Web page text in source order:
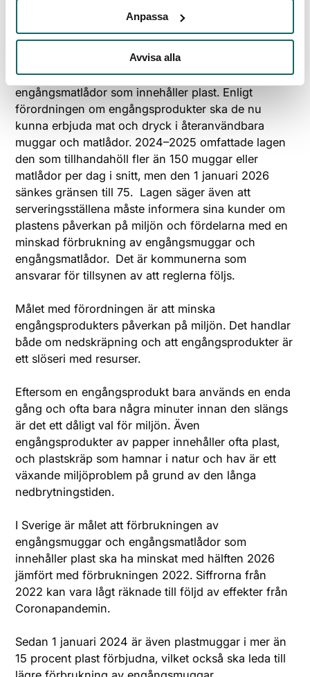
Anpassa
Avvisa alla
Sedan 1 januari 2024 gäller särskilda regler för de
som serverar mat och dryck i engångsmuggar och
engångsmatlådor som innehåller plast. Enligt
förordningen om engångsprodukter ska de nu
kunna erbjuda mat och dryck i återanvändbara
muggar och matlådor. 2024–2025 omfattade lagen
den som tillhandahöll fler än 150 muggar eller
matlådor per dag i snitt, men den 1 januari 2026
sänkes gränsen till 75. Lagen säger även att
serveringsställena måste informera sina kunder om
plastens påverkan på miljön och fördelarna med en
minskad förbrukning av engångsmuggar och
engångsmatlådor. Det är kommunerna som
ansvarar för tillsynen av att reglerna följs.
Målet med förordningen är att minska
engångsprodukters påverkan på miljön. Det handlar
både om nedskräpning och att engångsprodukter är
ett slöseri med resurser.
Eftersom en engångsprodukt bara används en enda
gång och ofta bara några minuter innan den slängs
är det ett dåligt val för miljön. Även
engångsprodukter av papper innehåller ofta plast,
och plastskräp som hamnar i natur och hav är ett
växande miljöproblem på grund av den långa
nedbrytningstiden.
I Sverige är målet att förbrukningen av
engångsmuggar och engångsmatlådor som
innehåller plast ska ha minskat med hälften 2026
jämfört med förbrukningen 2022. Siffrorna från
2022 kan vara lågt räknade till följd av effekter från
Coronapandemin.
Sedan 1 januari 2024 är även plastmuggar i mer än
15 procent plast förbjudna, vilket också ska leda till